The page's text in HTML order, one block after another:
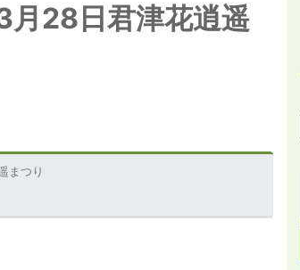
月28日君津花逍遥
まつり